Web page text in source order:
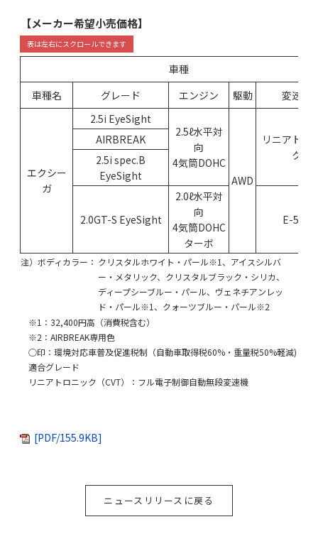
【メーカー希望小売価格】
車種
車種名
グレード エンジン 駆動 変速機
エクシー
ガ
2.5i EyeSight
2.5ℓ水平対
向
4気筒DOHC
AWD
リニアトロ
ク
AIRBREAK
2.5i spec.B
EyeSight
2.0GT-S EyeSight
2.0ℓ水平対
向
4気筒DOHC
ターボ
E-5AT
注）ボディカラー： クリスタルホワイト・パール※1、アイスシルバ
ー・メタリック、クリスタルブラック・シリカ、
ディープシーブルー・パール、ヴェネチアンレッ
ド・パール※1、クォーツブルー・パール※2
※1：32,400円高（消費税含む）
※2：AIRBREAK専用色
○印：環境対応車普及促進税制（自動車取得税60%・重量税50%軽減)
適合グレード
リニアトロニック（CVT）：フル電子制御自動無段変速機
[PDF/155.9KB]
ニュースリリースに戻る